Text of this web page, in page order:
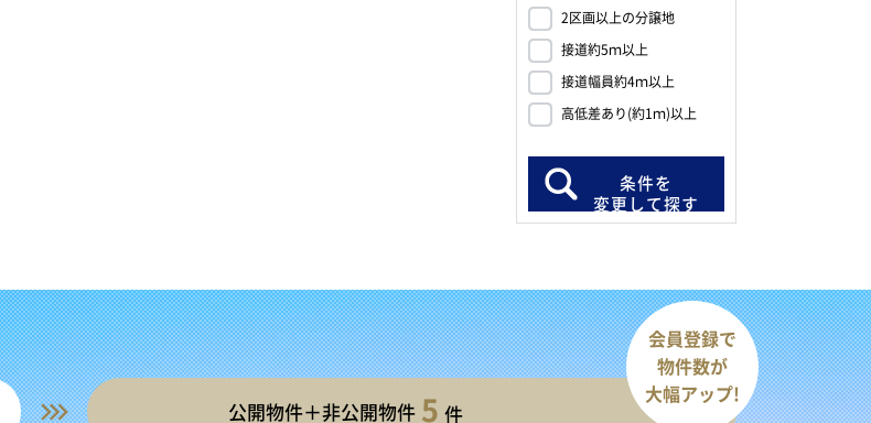
2区画以上の分譲地
接道約5ｍ以上
接道幅員約4ｍ以上
高低差あり(約1ｍ)以上
条件を
変更して探す
公開物件＋非公開物件 5 件
会員登録で
物件数が
大幅アップ!